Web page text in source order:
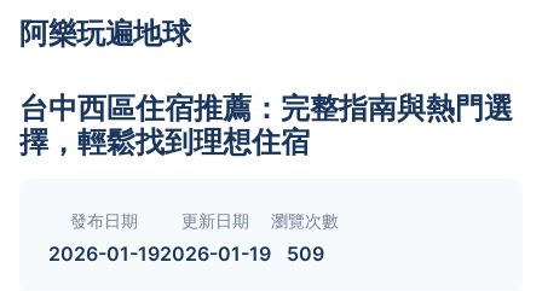
阿樂玩遍地球
台中西區住宿推薦：完整指南與熱門選
擇，輕鬆找到理想住宿
發布日期
2026-01-19
更新日期
2026-01-19
瀏覽次數
509